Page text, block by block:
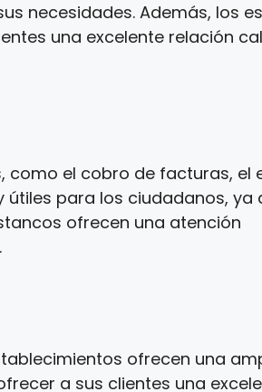
necesidades. Además, los
una excelente relación
el cobro de facturas, el
para los ciudadanos, ya
ofrecen una atención
ofrecen una
a sus clientes una